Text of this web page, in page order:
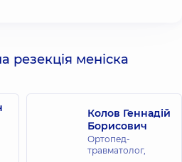
резекція меніска
Колов Геннадій
Борисович
Ортопед-
травматолог,